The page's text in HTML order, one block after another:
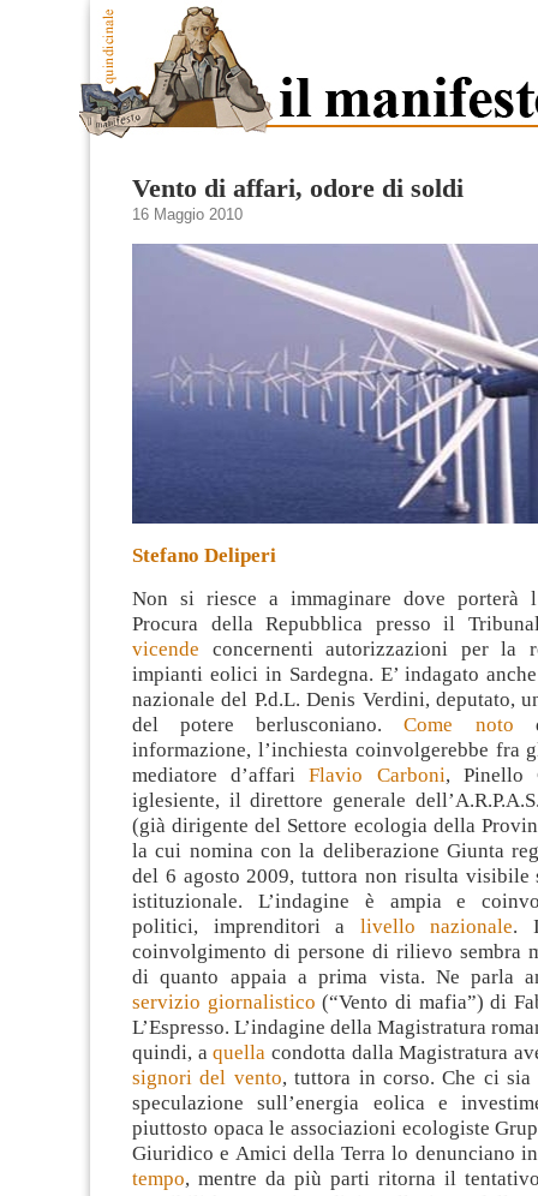
Vento di affari, odore di soldi
16 Maggio 2010
Stefano Deliperi
Non si riesce a immaginare dove porterà
Procura della Repubblica presso il
vicende concernenti autorizzazioni per la
impianti eolici in Sardegna. E’ indagato
nazionale del P.d.L. Denis Verdini, deputato,
del potere berlusconiano.Come noto
informazione, l’inchiesta coinvolgerebbe fra
mediatore d’affariFlavio Carboni, Pinello
iglesiente, il direttore generale
(già dirigente del Settore ecologia della
la cui nomina con la deliberazione Giunta
del 6 agosto 2009, tuttora non risulta visibile
istituzionale. L’indagine è ampia e
politici, imprenditori a livello nazionale.
coinvolgimento di persone di rilievo sembra
di quanto appaia a prima vista. Ne parla
servizio giornalistico (“Vento di mafia”) di
L’Espresso. L’indagine della Magistratura
quindi, aquella condotta dalla Magistratura
signori del vento, tuttora in corso. Che ci sia
speculazione sull’energia eolica e
piuttosto opaca le associazioni ecologiste
Giuridico e Amici della Terra lo denunciano
tempo, mentre da più parti ritorna il